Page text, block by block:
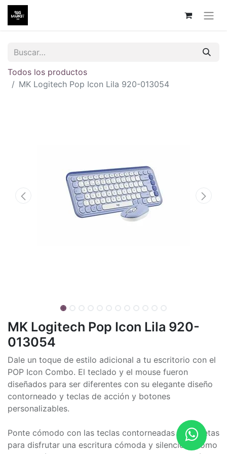
Todos los productos
MK Logitech Pop Icon Lila 920-013054
MK Logitech Pop Icon Lila 920-
013054
Dale un toque de estilo adicional a tu escritorio con el
POP Icon Combo. El teclado y el mouse fueron
diseñados para ser diferentes con su elegante diseño
contorneado y teclas de acción y botones
personalizables.
Ponte cómodo con las teclas contorneadas y discretas
para disfrutar una escritura cómoda y silenciosa como